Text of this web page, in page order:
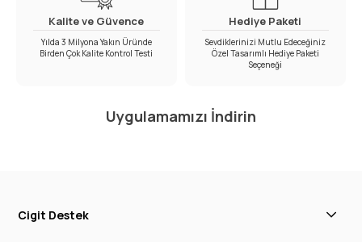
Kalite ve Güvence
Yılda 3 Milyona Yakın Üründe
Birden Çok Kalite Kontrol Testi
Hediye Paketi
Sevdiklerinizi Mutlu Edeceğiniz
Özel Tasarımlı Hediye Paketi
Seçeneği
Uygulamamızı İndirin
Cigit Destek